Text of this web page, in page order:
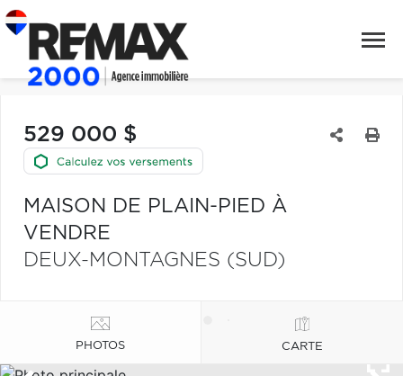
529 000 $
MAISON DE PLAIN-PIED À
VENDRE
DEUX-MONTAGNES (SUD)
PHOTOS CARTE